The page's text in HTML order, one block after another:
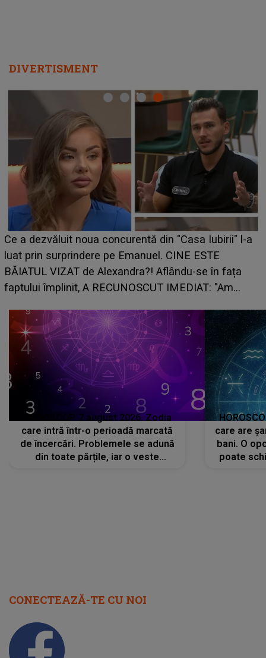
DIVERTISMENT
HOROSCOP de weekend, 8-9 august 2026. Zodia
care riscă să rămână fără bani. O decizie luată în
grabă îi aduce pierderi semnificative și îi dă toate
planurile peste cap
HOROSCOP 7 august 2026. Zodia
care intră într-o perioadă marcată
de încercări. Problemele se adună
din toate părțile, iar o veste
care are
bani. O
poate
CONECTEAZĂ-TE CU NOI